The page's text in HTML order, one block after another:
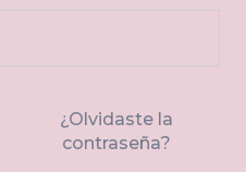
¿Olvidaste la
contraseña?